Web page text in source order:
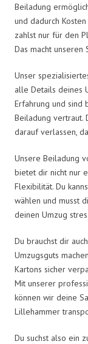
Beiladung
und dadurch
zahlst nur für den
Das macht
Unser
alle Details deines
Erfahrung und sind
Beiladung vertraut.
darauf verlassen,
Unsere Beiladung
bietet dir nicht nur
Flexibilität. Du
wählen und musst
deinen Umzug
Du brauchst dir
Umzugsguts
Kartons sicher
Mit unserer
können wir deine
Lillehammer
Du suchst also ein